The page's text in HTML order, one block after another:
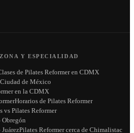
Y ESPECIALIDAD
de Pilates Reformer en CDMX
de México
en la CDMX
Horarios de Pilates Reformer
vs Pilates Reformer
Obregón
Pilates Reformer cerca de Chimalistac